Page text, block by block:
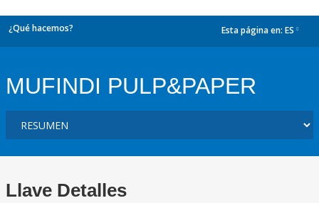
¿Qué hacemos? Esta página en: ES
MUFINDI PULP&PAPER
Llave Detalles